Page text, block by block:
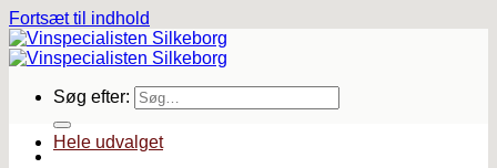
Fortsæt til indhold
Søg efter:
Hele udvalget